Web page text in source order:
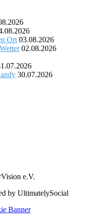
Ort 03.08.2026
02.08.2026
30.07.2026
e.V.
by UltimatelySocial
Banner